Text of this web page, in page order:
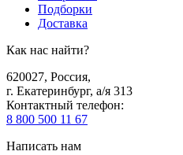
Подборки
Доставка
Как нас найти?
620027, Россия,
г. Екатеринбург, а/я 313
Контактный телефон:
8 800 500 11 67
Написать нам